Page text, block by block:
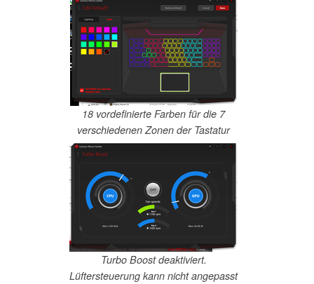
18 vordefinierte Farben für die 7
verschiedenen Zonen der Tastatur
Turbo Boost deaktiviert.
Lüftersteuerung kann nicht angepasst